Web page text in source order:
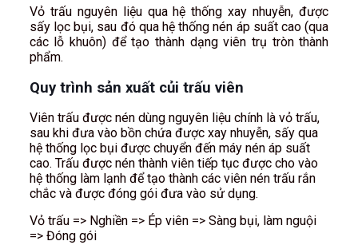
Vỏ trấu nguyên liệu qua hệ thống xay nhuyễn, được
sấy lọc bụi, sau đó qua hệ thống nén áp suất cao (qua
các lỗ khuôn) để tạo thành dạng viên trụ tròn thành
phẩm.
Quy trình sản xuất củi trấu viên
Viên trấu được nén dùng nguyên liệu chính là vỏ trấu,
sau khi đưa vào bồn chứa được xay nhuyễn, sấy qua
hệ thống lọc bụi được chuyển đến máy nén áp suất
cao. Trấu được nén thành viên tiếp tục được cho vào
hệ thống làm lạnh để tạo thành các viên nén trấu rắn
chắc và được đóng gói đưa vào sử dụng.
Vỏ trấu => Nghiền => Ép viên => Sàng bụi, làm nguội
=> Đóng gói